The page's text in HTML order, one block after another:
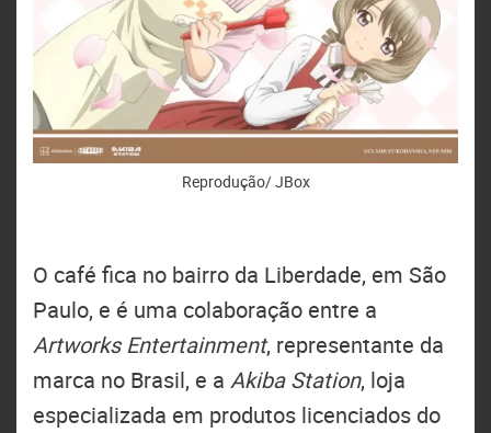
Reprodução/ JBox
O café fica no bairro da Liberdade, em São
Paulo, e é uma colaboração entre a
Artworks Entertainment, representante da
marca no Brasil, e a Akiba Station, loja
especializada em produtos licenciados do